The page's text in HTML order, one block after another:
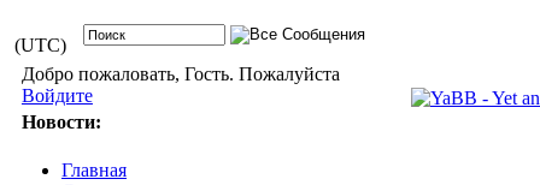
(UTC)
Добро пожаловать, Гость. Пожалуйста
Войдите
Новости:
Главная